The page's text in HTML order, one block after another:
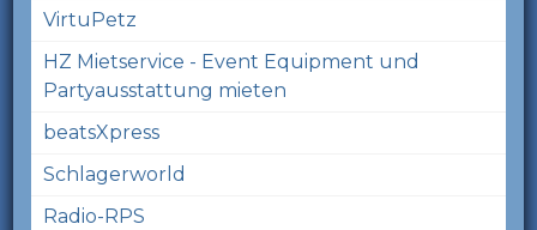
VirtuPetz
HZ Mietservice - Event Equipment und
Partyausstattung mieten
beatsXpress
Schlagerworld
Radio-RPS